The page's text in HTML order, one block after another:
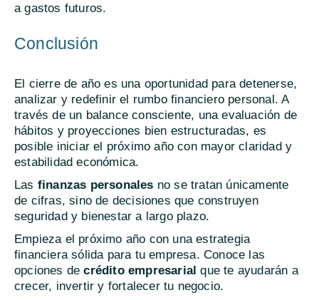
a gastos futuros.
Conclusión
El cierre de año es una oportunidad para detenerse,
analizar y redefinir el rumbo financiero personal. A
través de un balance consciente, una evaluación de
hábitos y proyecciones bien estructuradas, es
posible iniciar el próximo año con mayor claridad y
estabilidad económica.
Las finanzas personales no se tratan únicamente
de cifras, sino de decisiones que construyen
seguridad y bienestar a largo plazo.
Empieza el próximo año con una estrategia
financiera sólida para tu empresa. Conoce las
opciones decrédito empresarial que te ayudarán a
crecer, invertir y fortalecer tu negocio.